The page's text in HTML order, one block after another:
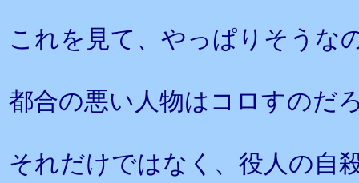
これを見て、やっぱりそうな
都合の悪い人物はコロすのだ
それだけではなく、役人の自